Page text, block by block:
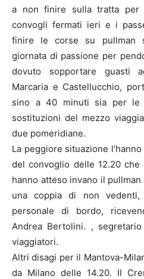
a non finire sulla tratta per
convogli fermati ieri e i
finire le corse su pullman
giornata di passione per
dovuto sopportare guasti
Marcaria e Castellucchio,
sino a 40 minuti sia per le
sostituzioni del mezzo
due pomeridiane.
La peggiore situazione
del convoglio delle 12.20
hanno atteso invano il
una coppia di non
personale di bordo,
Andrea Bertolini. ,
viaggiatori.
Altri disagi per il Mantova-
da Milano delle 14.20. Il